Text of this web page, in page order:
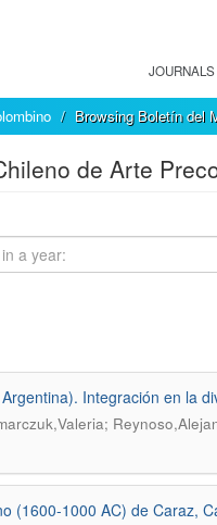
JOURNALS
Browsing Boletín del
de Arte
Integración en la
(1600-1000 AC) de Caraz,